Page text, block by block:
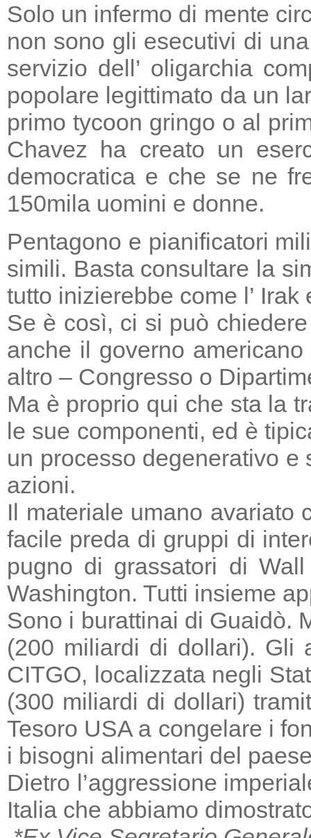
Solo un infermo di mente
non sono gli esecutivi di
servizio dell’ oligarchia
popolare legittimato da un
primo tycoon gringo o al
Chavez ha creato un
democratica e che se ne
150mila uomini e donne.
Pentagono e pianificatori
simili. Basta consultare la
tutto inizierebbe come l’
Se è così, ci si può
anche il governo
altro – Congresso o
Ma è proprio qui che sta la
le sue componenti, ed è
un processo degenerativo
azioni.
Il materiale umano avariato
facile preda di gruppi di
pugno di grassatori di
Washington. Tutti insieme
Sono i burattinai di Guaidò.
(200 miliardi di dollari). Gli
CITGO, localizzata negli
(300 miliardi di dollari)
Tesoro USA a congelare i
i bisogni alimentari del
Dietro l’aggressione
Italia che abbiamo